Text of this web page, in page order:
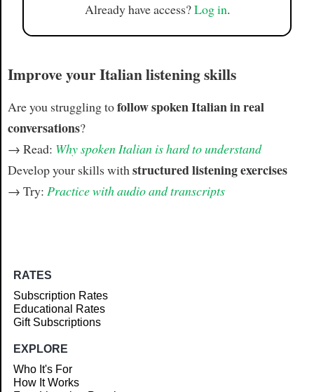
Already have access?Log in.
Improve your Italian listening skills
Are you struggling tofollow spoken Italian in real
conversations?
→ Read: Why spoken Italian is hard to understand
Develop your skills with structured listening exercises
→ Try: Practice with audio and transcripts
RATES
Subscription Rates
Educational Rates
Gift Subscriptions
EXPLORE
Who It's For
How It Works